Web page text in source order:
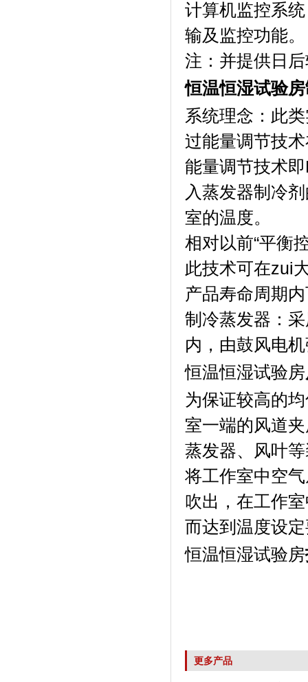
计算机监控系统
输及监控功能。
注：并提供
恒温恒湿试验
系统理念：此
过能量调节技术
能量调节技术即
入蒸发器制冷剂
室的温度。
相对以前“平衡控
此技术可在zui大
产品寿命周期
制冷蒸发器
内，由鼓风电
恒温恒湿试验房
为保证较高的均
室一端的风道夹层
蒸发器、风叶
将工作室中空气
吹出，在工
而达到温度设定要
恒温恒湿试验房
更多产品